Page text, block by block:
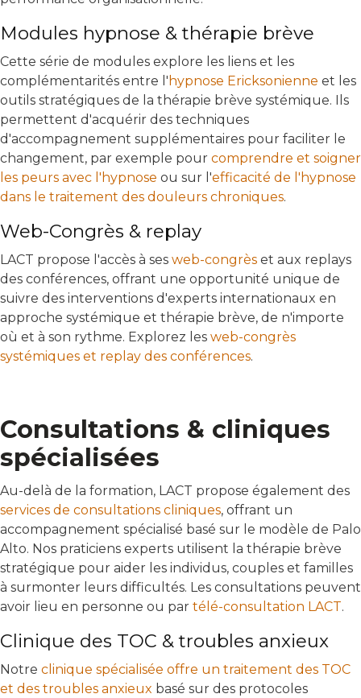
Modules hypnose & thérapie brève
Cette série de modules explore les liens et les
complémentarités entre l' hypnose Ericksonienne et les
outils stratégiques de la thérapie brève systémique. Ils
permettent d'acquérir des techniques
d'accompagnement supplémentaires pour faciliter le
changement, par exemple pour comprendre et soigner
les peurs avec l'hypnose ou sur l'efficacité de l'hypnose
dans le traitement des douleurs chroniques.
Web-Congrès & replay
LACT propose l'accès à ses web-congrès et aux replays
des conférences, offrant une opportunité unique de
suivre des interventions d'experts internationaux en
approche systémique et thérapie brève, de n'importe
où et à son rythme. Explorez les web-congrès
systémiques et replay des conférences.
Consultations & cliniques
spécialisées
Au-delà de la formation, LACT propose également des
services de consultations cliniques, offrant un
accompagnement spécialisé basé sur le modèle de Palo
Alto. Nos praticiens experts utilisent la thérapie brève
stratégique pour aider les individus, couples et familles
à surmonter leurs difficultés. Les consultations peuvent
avoir lieu en personne ou par télé-consultation LACT.
Clinique des TOC & troubles anxieux
Notre clinique spécialisée offre un traitement des TOC
et des troubles anxieux basé sur des protocoles